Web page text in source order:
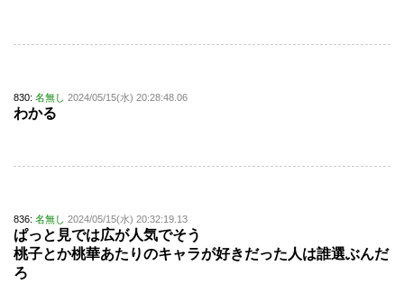
830: 名無し 2024/05/15(水) 20:28:48.06
わかる
836: 名無し 2024/05/15(水) 20:32:19.13
ぱっと見では広が人気でそう
桃子とか桃華あたりのキャラが好きだった人は誰選ぶんだ
ろ